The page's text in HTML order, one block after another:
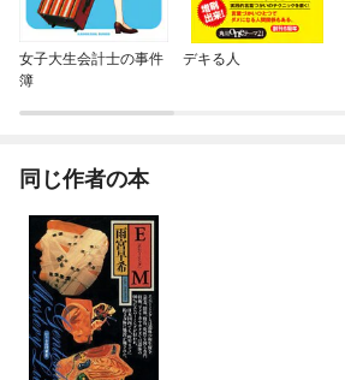
女子大生会計士の事件
簿
デキる人
同じ作者の本